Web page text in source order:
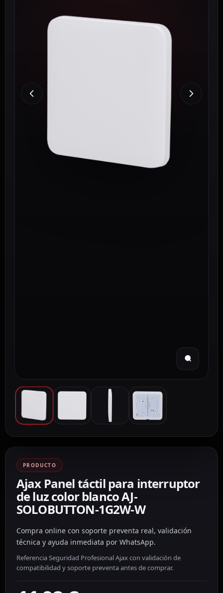
PRODUCTO
Ajax Panel táctil para interruptor
de luz color blanco AJ-
SOLOBUTTON-1G2W-W
Compra online con soporte preventa real, validación
técnica y ayuda inmediata por WhatsApp.
Referencia Seguridad Profesional Ajax con validación de
compatibilidad y soporte preventa antes de comprar.